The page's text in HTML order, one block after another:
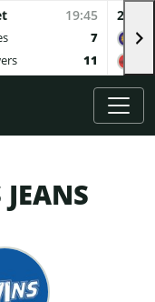
19:45
7
11
27